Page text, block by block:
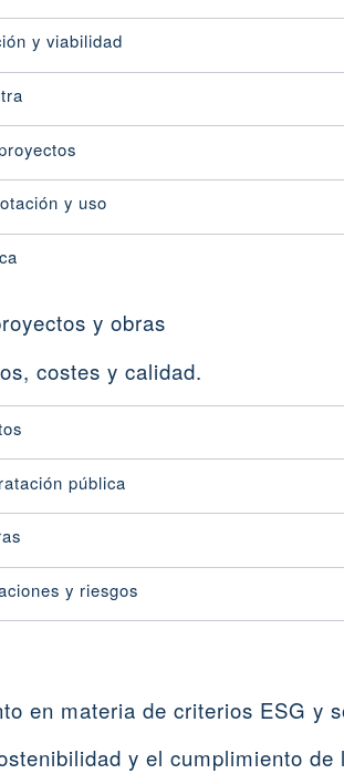
y viabilidad
y uso
y obras
costes y calidad.
pública
y riesgos
en materia de criterios ESG y
y el cumplimiento de